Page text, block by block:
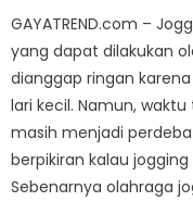
GAYATREND.com –
yang dapat dilakukan
dianggap ringan
lari kecil. Namun,
masih menjadi
berpikiran kalau
Sebenarnya olahraga